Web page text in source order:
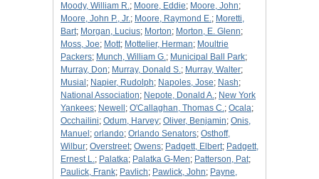
Moody, William R.; Moore, Eddie; Moore, John;
Moore, John P., Jr.; Moore, Raymond E.; Moretti,
Bart; Morgan, Lucius; Morton; Morton, E. Glenn;
Moss, Joe; Mott; Mottelier, Herman; Moultrie
Packers; Munch, William G.; Municipal Ball Park;
Murray, Don; Murray, Donald S.; Murray, Walter;
Musial ; Napier, Rudolph; Napoles, Jose; Nash;
National Association; Nepote, Donald A.; New York
Yankees; Newell ; O'Callaghan, Thomas C.; Ocala;
Occhailini; Odum, Harvey; Oliver, Benjamin; Onis,
Manuel ; orlando; Orlando Senators; Osthoff,
Wilbur; Overstreet; Owens; Padgett, Elbert; Padgett,
Ernest L.; Palatka; Palatka G-Men; Patterson, Pat;
Paulick, Frank; Pavlich; Pawlick, John; Payne,